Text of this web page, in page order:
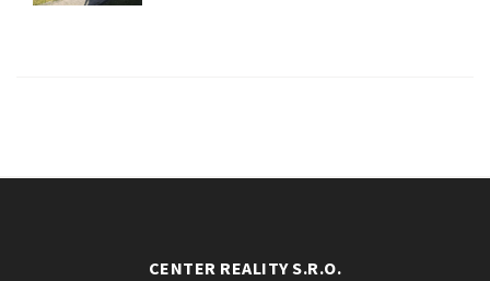
CENTER REALITY S.R.O.